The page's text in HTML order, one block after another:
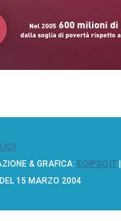
& GRAFICA: EOIPSO.IT
15 MARZO 2004